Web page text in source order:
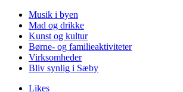
Musik i byen
Mad og drikke
Kunst og kultur
Børne- og familieaktiviteter
Virksomheder
Bliv synlig i Sæby
Likes